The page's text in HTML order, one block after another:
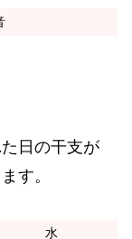
日の干支が
す。
水